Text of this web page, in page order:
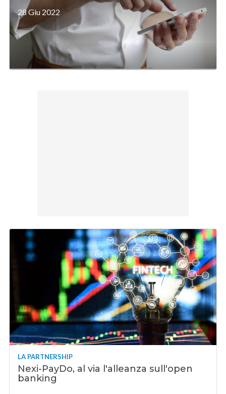
28 Giu 2022
LA PARTNERSHIP
Nexi-PayDo, al via l'alleanza sull'open
banking